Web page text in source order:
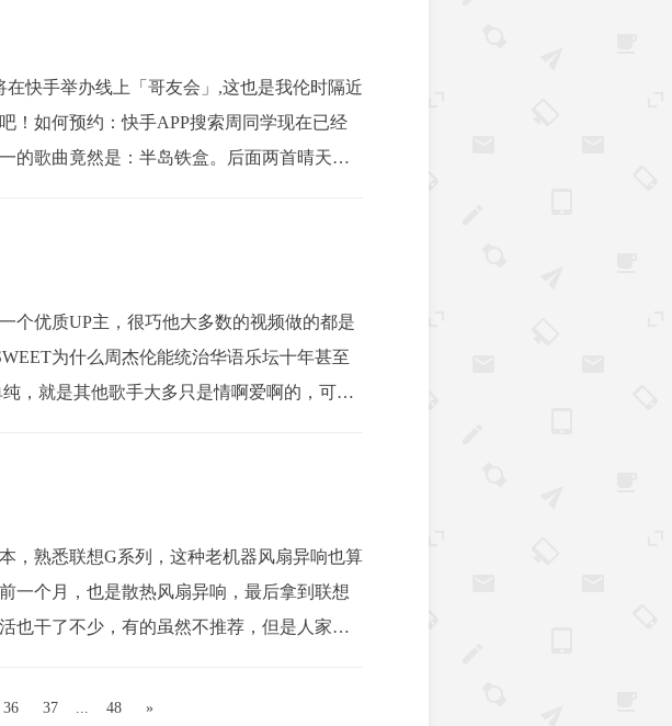
在快手举办线上「哥友会」,这也是我伦时隔近
！如何预约：快手APP搜索周同学现在已经
的歌曲竟然是：半岛铁盒。后面两首晴天和
个优质UP主，很巧他大多数的视频做的都是
为什么周杰伦能统治华语乐坛十年甚至
，就是其他歌手大多只是情啊爱啊的，可只
，熟悉联想G系列，这种老机器风扇异响也算
一个月，也是散热风扇异响，最后拿到联想
也干了不少，有的虽然不推荐，但是人家还
36 37 ... 48 »